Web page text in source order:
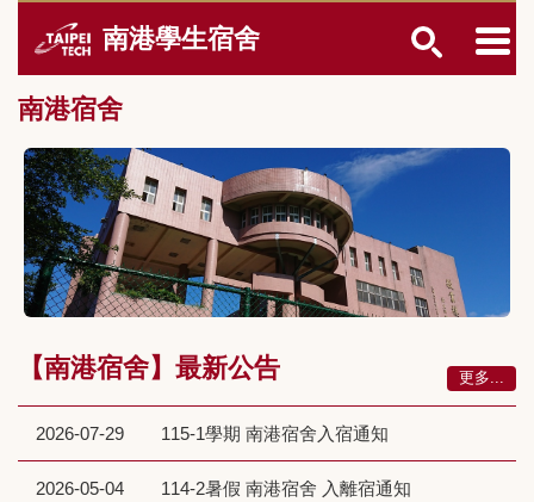
內
區
南港學生宿舍
南港宿舍
【南港宿舍】最新公告
2026-07-29 115-1學期 南港宿舍入宿通知
2026-05-04 114-2暑假 南港宿舍 入離宿通知
更多...